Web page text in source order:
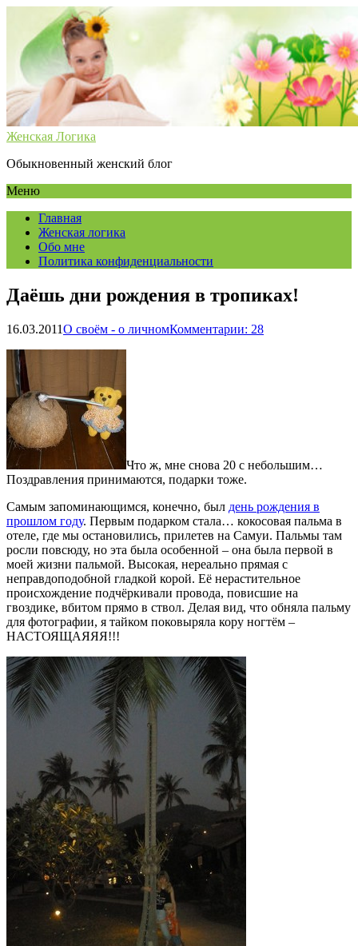
Женская Логика
Обыкновенный женский блог
Меню
Главная
Женская логика
Обо мне
Политика конфиденциальности
Даёшь дни рождения в тропиках!
16.03.2011О своём - о личномКомментарии: 28
Что ж, мне снова 20 с небольшим…
Поздравления принимаются, подарки тоже.
Самым запоминающимся, конечно, был день рождения в
прошлом году. Первым подарком стала… кокосовая пальма в
отеле, где мы остановились, прилетев на Самуи. Пальмы там
росли повсюду, но эта была особенной – она была первой в
моей жизни пальмой. Высокая, нереально прямая с
неправдоподобной гладкой корой. Её нерастительное
происхождение подчёркивали провода, повисшие на
гвоздике, вбитом прямо в ствол. Делая вид, что обняла пальму
для фотографии, я тайком поковыряла кору ногтём –
НАСТОЯЩАЯЯЯ!!!